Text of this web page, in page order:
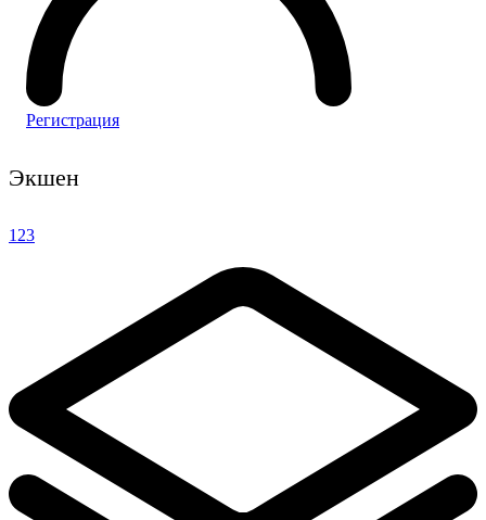
Регистрация
Экшен
1 23